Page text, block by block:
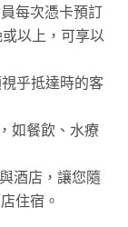
每次憑卡預訂
以上，可享以
乎抵達時的客
如餐飲、水療
酒店，讓您隨
住宿。